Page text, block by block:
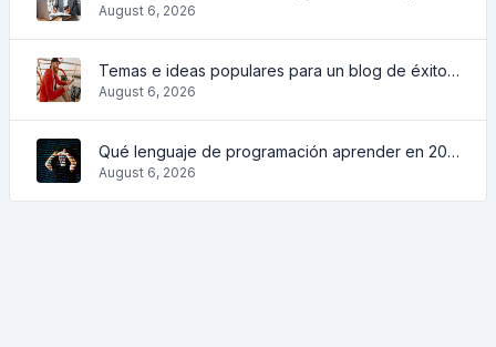
August 6, 2026
Temas e ideas populares para un blog de éxito en 2022, así como herramientas que serán útiles para el bloguero
August 6, 2026
Qué lenguaje de programación aprender en 2022 y qué herramientas ayudarán a los programadores en las tareas cotidianas
August 6, 2026